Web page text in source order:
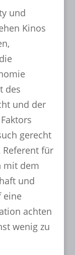
und
Kinos
des
und der
gerecht
Referent für
mit dem
und
eine
achten
wenig zu